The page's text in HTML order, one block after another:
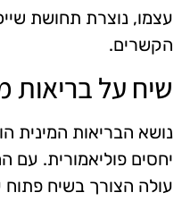
עצמו, נוצרת תחושת
הקשרים.
שיח על בריאות
נושא הבריאות המינית
יחסים פוליאמורית.
עולה הצורך בשיח פתוח